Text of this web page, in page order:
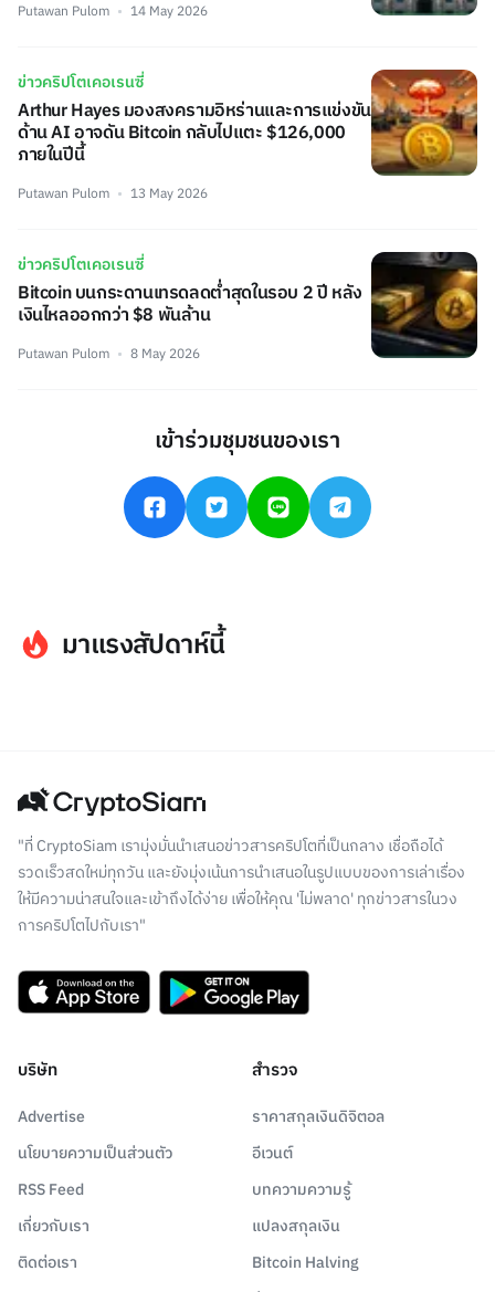
Putawan Pulom 14 May 2026
ข่าวคริปโตเคอเรนซี่
Arthur Hayes มองสงครามอิหร่านและการแข่งขัน
ด้าน AI อาจดัน Bitcoin กลับไปแตะ $126,000
ภายในปีนี้
Putawan Pulom 13 May 2026
ข่าวคริปโตเคอเรนซี่
Bitcoin บนกระดานเทรดลดต่ำสุดในรอบ 2 ปี หลัง
เงินไหลออกกว่า $8 พันล้าน
Putawan Pulom 8 May 2026
เข้าร่วมชุมชนของเรา
มาแรงสัปดาห์นี้
"ที่ CryptoSiam เรามุ่งมั่นนำเสนอข่าวสารคริปโตที่เป็นกลาง เชื่อถือได้
รวดเร็วสดใหม่ทุกวัน และยังมุ่งเน้นการนำเสนอในรูปแบบของการเล่าเรื่อง
ให้มีความน่าสนใจและเข้าถึงได้ง่าย เพื่อให้คุณ 'ไม่พลาด' ทุกข่าวสารในวง
การคริปโตไปกับเรา"
บริษัท
Advertise
นโยบายความเป็นส่วนตัว
RSS Feed
เกี่ยวกับเรา
ติดต่อเรา
สำรวจ
ราคาสกุลเงินดิจิตอล
อีเวนต์
บทความความรู้
แปลงสกุลเงิน
Bitcoin Halving